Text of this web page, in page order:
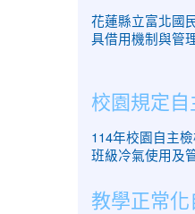
花蓮縣立富北國
具借用機制與管
校園規定
114年校園自主
班級冷氣使用及
教學正常